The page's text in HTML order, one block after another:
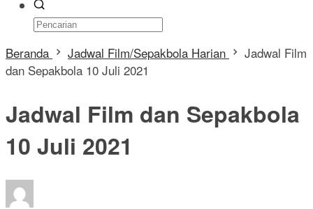
Beranda Jadwal Film/Sepakbola Harian
Jadwal Film
dan Sepakbola 10 Juli 2021
Jadwal Film dan Sepakbola
10 Juli 2021